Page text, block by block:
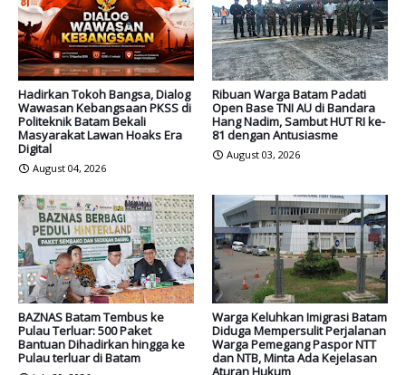
Hadirkan Tokoh Bangsa, Dialog
Wawasan Kebangsaan PKSS di
Politeknik Batam Bekali
Masyarakat Lawan Hoaks Era
Digital
August 04, 2026
Ribuan Warga Batam Padati
Open Base TNI AU di Bandara
Hang Nadim, Sambut HUT RI ke-
81 dengan Antusiasme
August 03, 2026
BAZNAS Batam Tembus ke
Pulau Terluar: 500 Paket
Bantuan Dihadirkan hingga ke
Pulau terluar di Batam
Warga Keluhkan Imigrasi Batam
Diduga Mempersulit Perjalanan
Warga Pemegang Paspor NTT
dan NTB, Minta Ada Kejelasan
Aturan Hukum